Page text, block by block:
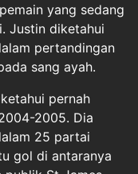
yang sedang
Justin diketahui
pertandingan
sang ayah.
pernah
2005. Dia
25 partai
gol di antaranya